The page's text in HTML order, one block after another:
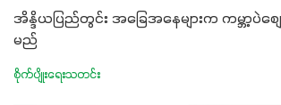
အိန္ဒိယပြည်တွင်း အခြေအနေများက ကမ္ဘာ့
မည်
စိုက်ပျိုးရေးသတင်း